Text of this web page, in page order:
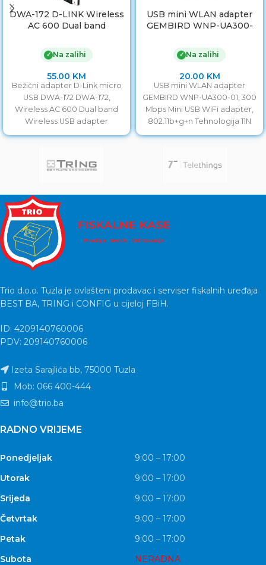
DWA-172 D-LINK Wireless
AC 600 Dual band
802.11ac ,kompatibilan sa
802.11a/b/g/n, 2,4 & 5 GHz,
USB 2.0 interface
✓ Na zalihi
55.00 KM
Bežični adapter D-Link micro
USB DWA-172 DWA-172,
Wireless AC 600 Dual band
Wireless USB adapter
802.11ac,kompatibilan sa
USB mini WLAN adapter
GEMBIRD WNP-UA300-
✓ Na zalihi
20.00 KM
USB mini WLAN adapter
GEMBIRD WNP-UA300-01, 300
Mbps Mini USB WiFi adapter,
802.11b+g+n Tehnologija 11N
omogućuje veću brzinu na
Trio d.o.o. Tuzla je ovlašteni prodavac i serviser fiskalnih uređaja
BEST BA, TRING i CONFIG u cijeloj FBiH.
ID: 4209140760006
PDV: 209140760006
Izeta Sarajlića bb, 75000 Tuzla
Mob: 066 400-444
info@trio.ba
RADNO VRIJEME
Ponedjeljak
9:00 – 17:00
Utorak
9:00 – 17:00
Srijeda
9:00 – 17:00
Četvrtak
9:00 – 17:00
Petak
9:00 – 17:00
Subota
NERADNA